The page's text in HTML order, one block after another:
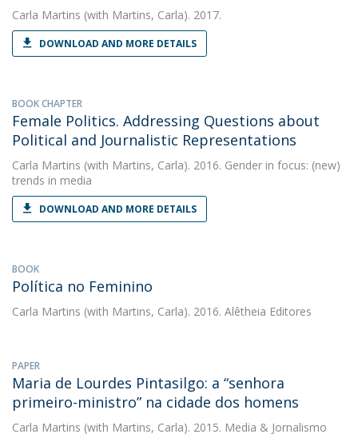
Carla Martins (with Martins, Carla). 2017.
DOWNLOAD AND MORE DETAILS
BOOK CHAPTER
Female Politics. Addressing Questions about
Political and Journalistic Representations
Carla Martins (with Martins, Carla). 2016. Gender in focus: (new)
trends in media
DOWNLOAD AND MORE DETAILS
BOOK
Política no Feminino
Carla Martins (with Martins, Carla). 2016. Alêtheia Editores
PAPER
Maria de Lourdes Pintasilgo: a “senhora
primeiro-ministro” na cidade dos homens
Carla Martins (with Martins, Carla). 2015. Media & Jornalismo